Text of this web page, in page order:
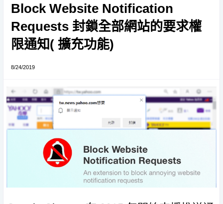
Block Website Notification
Requests 封鎖全部網站的要求權
限通知( 擴充功能)
8/24/2019